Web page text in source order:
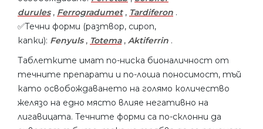
durules, Ferrogradumet, Tardiferon .
✅Течни форми (разтвор, сироп,
капки): Fenyuls, Totema, Aktiferrin .
Таблетките имат по-ниска бионаличност от
течните препарати и по-лоша поносимост, тъй
като освобождаването на голямо количество
желязо на едно място влияе негативно на
лигавицата. Течните форми са по-склонни да